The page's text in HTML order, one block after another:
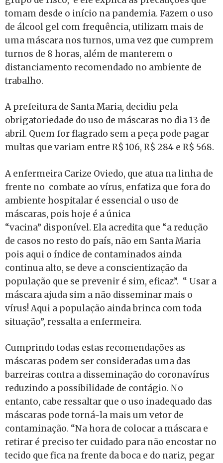
tomam desde o início na pandemia. Fazem o uso
de álcool gel com frequência, utilizam mais de
uma máscara nos turnos, uma vez que cumprem
turnos de 8 horas, além de manterem o
distanciamento recomendado no ambiente de
trabalho.
A prefeitura de Santa Maria, decidiu pela
obrigatoriedade do uso de máscaras no dia 13 de
abril. Quem for flagrado sem a peça pode pagar
multas que variam entre R$ 106, R$ 284 e R$ 568.
A enfermeira Carize Oviedo, que atua na linha de
frente no combate ao vírus, enfatiza que fora do
ambiente hospitalar é essencial o uso de
máscaras, pois hoje é a única
“vacina” disponível. Ela acredita que “a redução
de casos no resto do país, não em Santa Maria
pois aqui o índice de contaminados ainda
continua alto, se deve a conscientização da
população que se prevenir é sim, eficaz”. “ Usar a
máscara ajuda sim a não disseminar mais o
vírus! Aqui a população ainda brinca com toda
situação”, ressalta a enfermeira.
Cumprindo todas estas recomendações as
máscaras podem ser consideradas uma das
barreiras contra a disseminação do coronavírus
reduzindo a possibilidade de contágio. No
entanto, cabe ressaltar que o uso inadequado das
máscaras pode torná-la mais um vetor de
contaminação. “Na hora de colocar a máscara e
retirar é preciso ter cuidado para não encostar no
tecido que fica na frente da boca e do nariz, pegar